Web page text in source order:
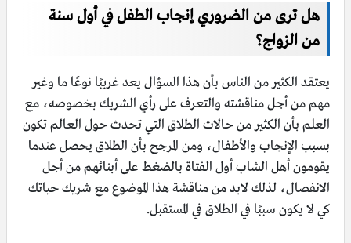
هل ترى من الضروري إنجاب الطفل في أول سنة
من الزواج؟
يعتقد الكثير من الناس بأن هذا السؤال يعد غريبًا نوعًا ما وغير
مهم من أجل مناقشته والتعرف على رأي الشريك بخصوصه، مع
العلم بأن الكثير من حالات الطلاق التي تحدث حول العالم تكون
بسبب الإنجاب والأطفال، ومن المرجح بأن الطلاق يحصل عندما
يقومون أهل الشاب أول الفتاة بالضغط على أبنائهم من أجل
الانفصال، لذلك لابد من مناقشة هذا الموضوع مع شريك حياتك
كي لا يكون سببًا في الطلاق في المستقبل.